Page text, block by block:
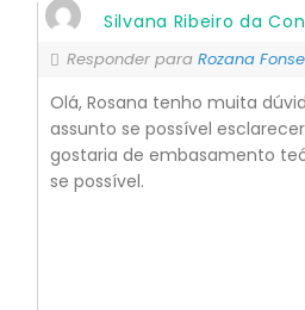
Silvana Ribeiro da
Responder para Rozana
Olá, Rosana tenho muita
assunto se possível
gostaria de embasamento
se possível.